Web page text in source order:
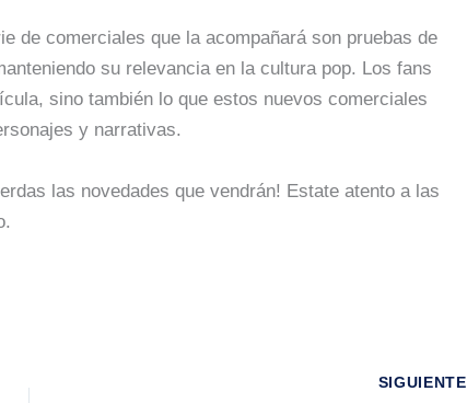
de comerciales que la acompañará son pruebas de
su relevancia en la cultura pop. Los fans
sino también lo que estos nuevos comerciales
y narrativas.
las novedades que vendrán! Estate atento a las
SIGUIENTE